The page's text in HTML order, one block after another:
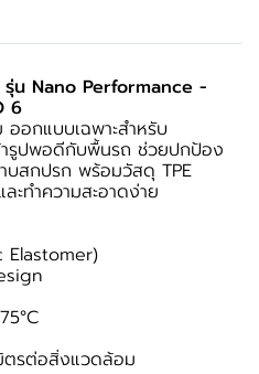
น Nano Performance -
6
อกแบบเฉพาะสำหรับ
ารูปพอดีกับพื้นรถ ช่วยปกป้อง
บสกปรก พร้อมวัสดุ TPE
ทำความสะอาดง่าย
Elastomer)
ตรต่อสิ่งแวดล้อม